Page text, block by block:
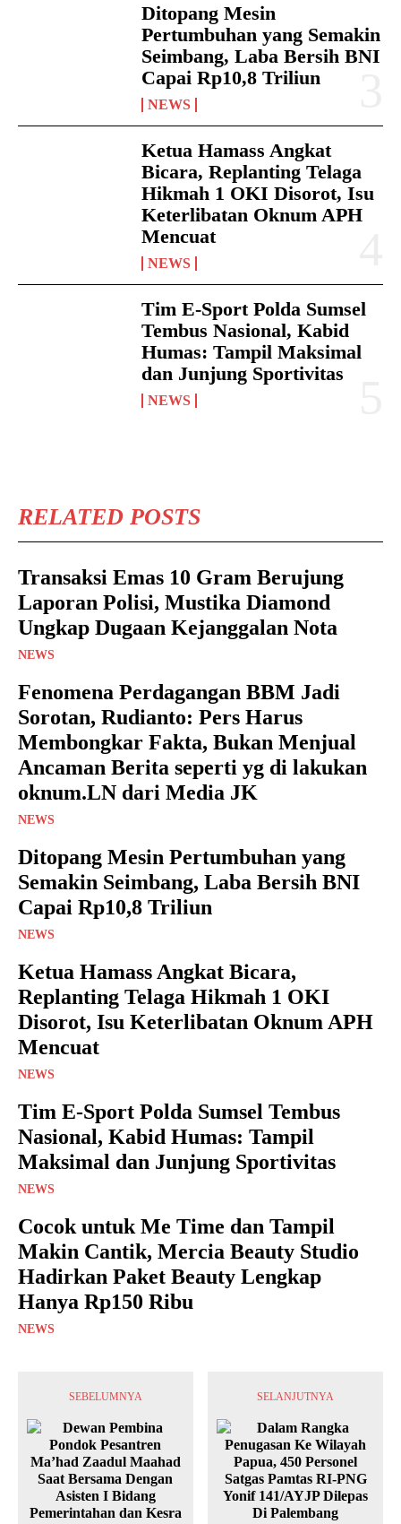
Ditopang Mesin
Pertumbuhan yang Semakin
Seimbang, Laba Bersih BNI
Capai Rp10,8 Triliun
NEWS
Ketua Hamass Angkat
Bicara, Replanting Telaga
Hikmah 1 OKI Disorot, Isu
Keterlibatan Oknum APH
Mencuat
NEWS
Tim E-Sport Polda Sumsel
Tembus Nasional, Kabid
Humas: Tampil Maksimal
dan Junjung Sportivitas
NEWS
RELATED POSTS
Transaksi Emas 10 Gram Berujung
Laporan Polisi, Mustika Diamond
Ungkap Dugaan Kejanggalan Nota
NEWS
Fenomena Perdagangan BBM Jadi
Sorotan, Rudianto: Pers Harus
Membongkar Fakta, Bukan Menjual
Ancaman Berita seperti yg di lakukan
oknum.LN dari Media JK
NEWS
Ditopang Mesin Pertumbuhan yang
Semakin Seimbang, Laba Bersih BNI
Capai Rp10,8 Triliun
NEWS
Ketua Hamass Angkat Bicara,
Replanting Telaga Hikmah 1 OKI
Disorot, Isu Keterlibatan Oknum APH
Mencuat
NEWS
Tim E-Sport Polda Sumsel Tembus
Nasional, Kabid Humas: Tampil
Maksimal dan Junjung Sportivitas
NEWS
Cocok untuk Me Time dan Tampil
Makin Cantik, Mercia Beauty Studio
Hadirkan Paket Beauty Lengkap
Hanya Rp150 Ribu
NEWS
SEBELUMNYA SELANJUTNYA